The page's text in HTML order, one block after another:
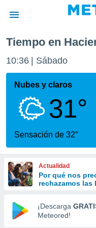
de
ha
calidad.
a este
las
y
forma
digital
basada
Tiempo en
10:36 Sábado
Nubes y claros
31°
Sensación de 32°
Actualidad
Por qué nos
rechazamos las
¡Descarga
Meteored!